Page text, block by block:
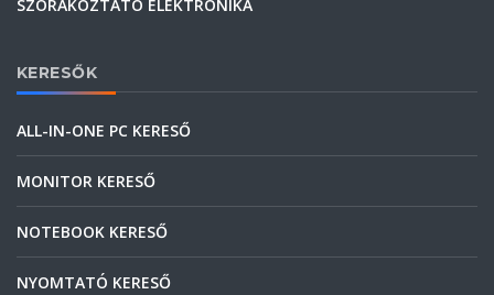
SZÓRAKOZTATÓ ELEKTRONIKA
KERESŐK
ALL-IN-ONE PC KERESŐ
MONITOR KERESŐ
NOTEBOOK KERESŐ
NYOMTATÓ KERESŐ